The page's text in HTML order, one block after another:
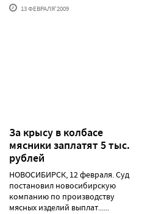
13 ФЕВРАЛЯ'2009
За крысу в колбасе
мясники заплатят 5 тыс.
рублей
НОВОСИБИРСК, 12 февраля. Суд
постановил новосибирскую
компанию по производству
мясных изделий выплат......